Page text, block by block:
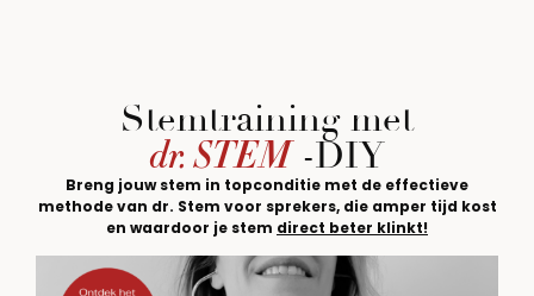
Stemtraining met
dr. STEM-DIY
Breng jouw stem in topconditie met de effectieve
methode van dr. Stem voor sprekers, die amper tijd kost
en waardoor je stem direct beter klinkt!